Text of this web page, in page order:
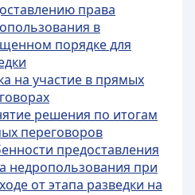
права
в
порядке для
на участие в прямых
решения по итогам
переговоров
предоставления
недропользования при
от этапа разведки на